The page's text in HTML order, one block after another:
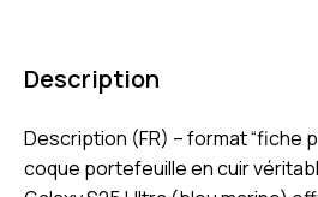
Description
Description (FR) – format “fiche
coque portefeuille en cuir